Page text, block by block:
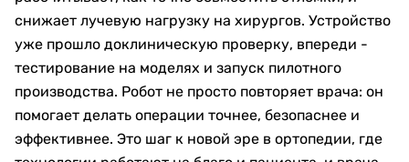
снижает лучевую нагрузку на хирургов. Устройство
уже прошло доклиническую проверку, впереди -
тестирование на моделях и запуск пилотного
производства. Робот не просто повторяет врача: он
помогает делать операции точнее, безопаснее и
эффективнее. Это шаг к новой эре в ортопедии, где